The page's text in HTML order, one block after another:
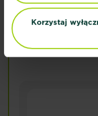
Korzystaj
Pomidorki
Czytaj więcej